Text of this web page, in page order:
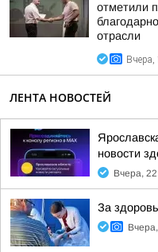
отметили
отрасли
Вчера,
ЛЕНТА НОВОСТЕЙ
новости
Вчера,
За